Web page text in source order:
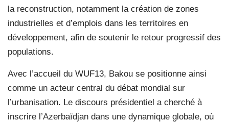
la reconstruction, notamment la création de zones
industrielles et d’emplois dans les territoires en
développement, afin de soutenir le retour progressif des
populations.
Avec l’accueil du WUF13, Bakou se positionne ainsi
comme un acteur central du débat mondial sur
l’urbanisation. Le discours présidentiel a cherché à
inscrire l’Azerbaïdjan dans une dynamique globale, où